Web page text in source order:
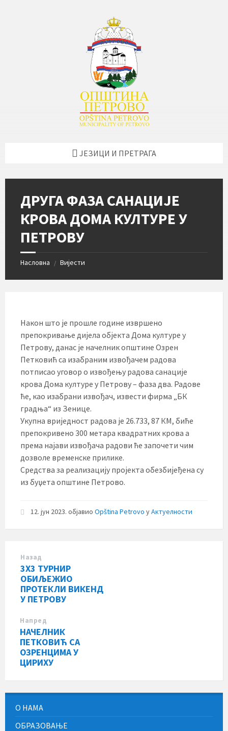
ЈЕЗИЦИ И ПРЕТРАГА
ДРУГА ФАЗА САНАЦИЈЕ
КРОВА ДОМА КУЛТУРЕ У
ПЕТРОВУ
Насловна / Вијести
Након што је прошле године извршено
препокривање дијела објекта Дома културе у
Петрову, данас је начелник општине Озрен
Петковић са изабраним извођачем радова
потписао уговор о извођењу радова санације
крова Дома културе у Петрову – фаза два. Радове
ће, као изабрани извођач, извести фирма „БК
градња“ из Зенице.
Укупна вриједност радова је 26.733, 87 КМ, биће
препокривено 300 метара квадратних крова а
према најави извођача радови ће започети чим
дозволе временске прилике.
Средства за реализацију пројекта обезбијеђена су
из буџета општине Петрово.
12. јун 2023. објавио Opština Petrovo уАктуелности
Назад
3X3 ТУРНИР
ОБИЉЕЖИО
ПРОТЕКЛИ ВИКЕНД
У ПЕТРОВУ
Напред
НАЧЕЛНИК
ПЕТКОВИЋ СА
ОЗРЕНЦИМА У
ЦИРИХУ
О НАМА
ОБРАЗОВАЊЕ